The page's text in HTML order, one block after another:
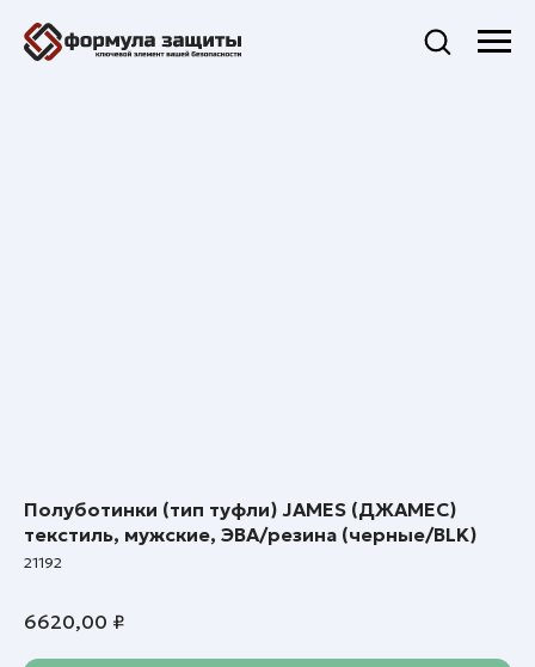
Полуботинки (тип туфли) JAMES (ДЖАМЕС)
текстиль, мужские, ЭВА/резина (черные/BLK)
21192
6620,00 ₽